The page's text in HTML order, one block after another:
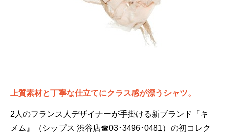
上質素材と丁寧な仕立てにクラス感が漂うシャツ。
2人のフランス人デザイナーが手掛ける新ブランド『キ
メム』（シップス 渋谷店☎03･3496･0481）の初コレク